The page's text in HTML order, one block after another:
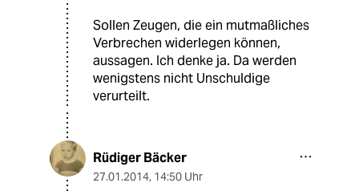
Sollen Zeugen, die ein mutmaßliches
Verbrechen widerlegen können,
aussagen. Ich denke ja. Da werden
wenigstens nicht Unschuldige
verurteilt.
Rüdiger Bäcker
27.01.2014, 14:50 Uhr